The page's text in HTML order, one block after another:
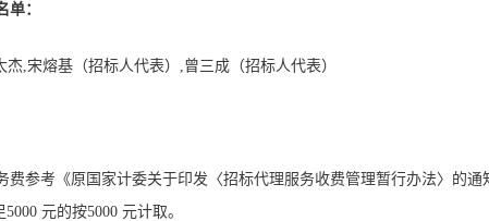
：
,宋熔基（招标人代表）,曾三成（招标人代表）
参考《原国家计委关于印发〈招标代理服务收费管理暂行办法〉的通
元的按5000 元计取。